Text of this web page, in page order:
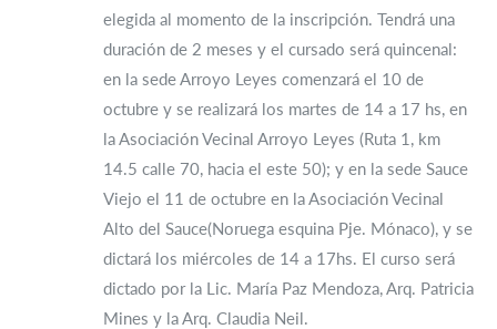
elegida al momento de la inscripción. Tendrá una
duración de 2 meses y el cursado será quincenal:
en la sede Arroyo Leyes comenzará el 10 de
octubre y se realizará los martes de 14 a 17 hs, en
la Asociación Vecinal Arroyo Leyes (Ruta 1, km
14.5 calle 70, hacia el este 50); y en la sede Sauce
Viejo el 11 de octubre en la Asociación Vecinal
Alto del Sauce(Noruega esquina Pje. Mónaco), y se
dictará los miércoles de 14 a 17hs. El curso será
dictado por la Lic. María Paz Mendoza, Arq. Patricia
Mines y la Arq. Claudia Neil.